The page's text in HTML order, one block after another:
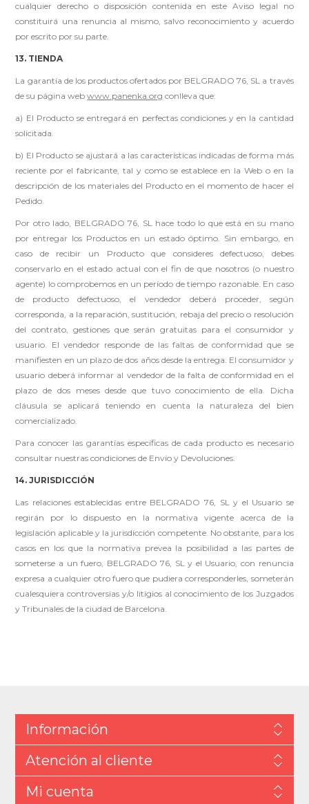
cualquier derecho o disposición contenida en este Aviso legal no
constituirá una renuncia al mismo, salvo reconocimiento y acuerdo
por escrito por su parte.
13. TIENDA
La garantía de los productos ofertados por BELGRADO 76, SL a través
de su página webwww.panenka.org conlleva que:
a) El Producto se entregará en perfectas condiciones y en la cantidad
solicitada.
b) El Producto se ajustará a las características indicadas de forma más
reciente por el fabricante, tal y como se establece en la Web o en la
descripción de los materiales del Producto en el momento de hacer el
Pedido.
Por otro lado, BELGRADO 76, SL hace todo lo que está en su mano
por entregar los Productos en un estado óptimo. Sin embargo, en
caso de recibir un Producto que consideres defectuoso, debes
conservarlo en el estado actual con el fin de que nosotros (o nuestro
agente) lo comprobemos en un período de tiempo razonable. En caso
de producto defectuoso, el vendedor deberá proceder, según
corresponda, a la reparación, sustitución, rebaja del precio o resolución
del contrato, gestiones que serán gratuitas para el consumidor y
usuario. El vendedor responde de las faltas de conformidad que se
manifiesten en un plazo de dos años desde la entrega. El consumidor y
usuario deberá informar al vendedor de la falta de conformidad en el
plazo de dos meses desde que tuvo conocimiento de ella. Dicha
cláusula se aplicará teniendo en cuenta la naturaleza del bien
comercializado.
Para conocer las garantías específicas de cada producto es necesario
consultar nuestras condiciones de Envío y Devoluciones.
14. JURISDICCIÓN
Las relaciones establecidas entre BELGRADO 76, SL y el Usuario se
regirán por lo dispuesto en la normativa vigente acerca de la
legislación aplicable y la jurisdicción competente. No obstante, para los
casos en los que la normativa prevea la posibilidad a las partes de
someterse a un fuero, BELGRADO 76, SL y el Usuario, con renuncia
expresa a cualquier otro fuero que pudiera corresponderles, someterán
cualesquiera controversias y/o litigios al conocimiento de los Juzgados
y Tribunales de la ciudad de Barcelona.
Información
Atención al cliente
Mi cuenta